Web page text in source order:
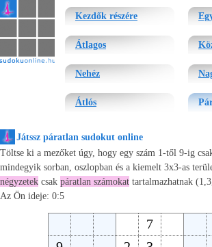
sudoku
Kezdők részére
Átlagos
Nehéz
Átlós
Játssz páratlan sudokut online
Töltse ki a mezőket úgy, hogy egy szám 1-től 9-ig
mindegyik sorban, oszlopban és a kiemelt 3x3-as
négyzetek csak páratlan számokat tartalmazhatnak
Az Ön ideje: 0:5